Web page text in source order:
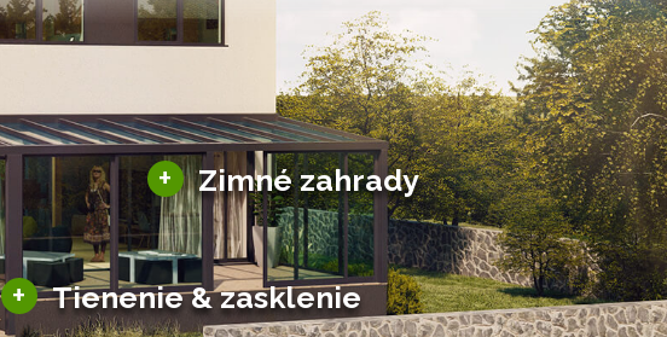
+ Zimné zahrady
Sezónne zimné záhrady
Hliníkové zimné záhrady
Posuvné zimné záhrady
Solárne zimné záhrady
+ Tienenie & zasklenie
Tienenie